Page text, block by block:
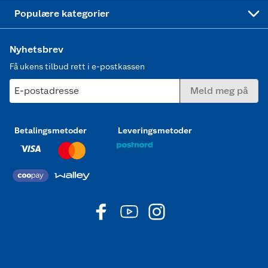
Populære kategorier
Nyhetsbrev
Få ukens tilbud rett i e-postkassen
E-postadresse Meld meg på
Betalingsmetoder Leveringsmetoder